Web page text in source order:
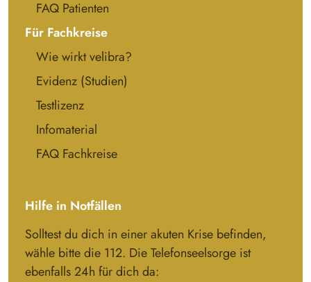
FAQ Patienten
Für Fachkreise
Wie wirkt velibra?
Evidenz (Studien)
Testlizenz
Infomaterial
FAQ Fachkreise
Hilfe in Notfällen
Solltest du dich in einer akuten Krise befinden,
wähle bitte die 112. Die Telefonseelsorge ist
ebenfalls 24h für dich da: